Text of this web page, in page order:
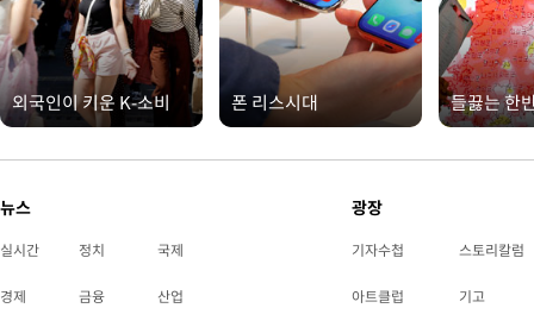
외국인이 키운 K-소비 폰 리스시대 들끓는 한
뉴스
실시간 정치 국제
경제 금융 산업
광장
기자수첩 스토리칼럼
아트클럽 기고